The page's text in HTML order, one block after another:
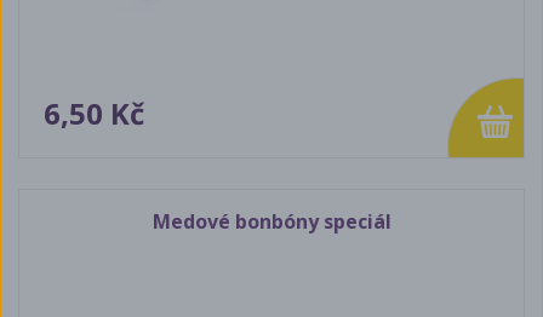
6,50 Kč
Medové bonbóny speciál